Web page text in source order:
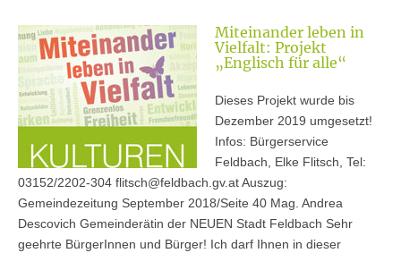
Miteinander leben in
Vielfalt: Projekt
„Englisch für alle“
Dieses Projekt wurde bis
Dezember 2019 umgesetzt!
Infos: Bürgerservice
Feldbach, Elke Flitsch, Tel:
03152/2202-304 flitsch@feldbach.gv.at Auszug:
Gemeindezeitung September 2018/Seite 40 Mag. Andrea
Descovich Gemeinderätin der NEUEN Stadt Feldbach Sehr
geehrte BürgerInnen und Bürger! Ich darf Ihnen in dieser